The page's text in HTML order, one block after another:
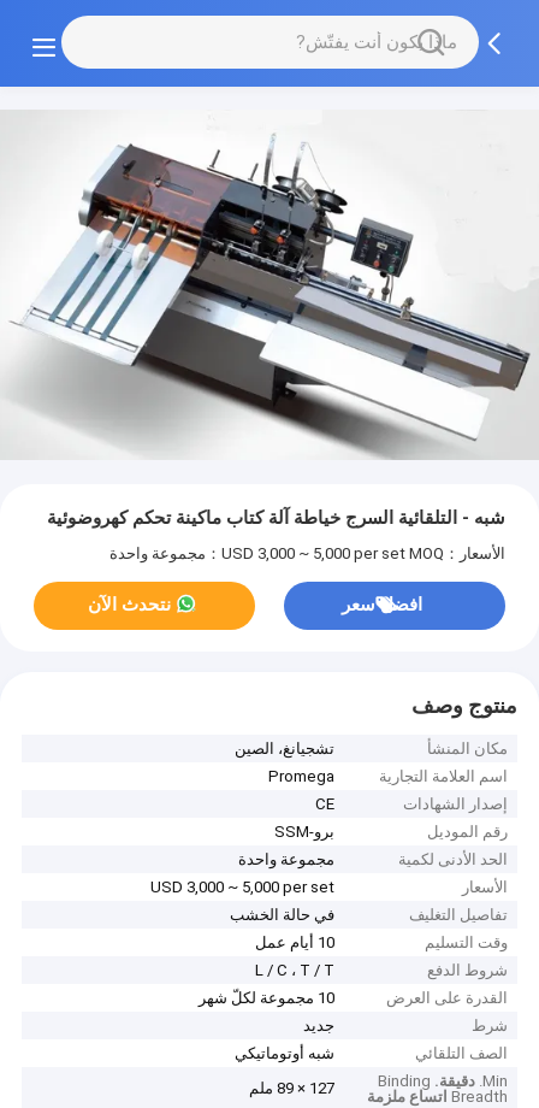
شبه - التلقائية السرج خياطة آلة كتاب ماكينة تحكم كهروضوئية
الأسعار：USD 3,000 ~ 5,000 per set MOQ：مجموعة واحدة
افضل سعر نتحدث الآن
منتوج وصف
مكان المنشأ
تشجيانغ، الصين
اسم العلامة التجارية
Promega
إصدار الشهادات
CE
رقم الموديل
برو-SSM
الحد الأدنى لكمية
مجموعة واحدة
الأسعار
USD 3,000 ~ 5,000 per set
تفاصيل التغليف
في حالة الخشب
وقت التسليم
10 أيام عمل
شروط الدفع
L / C ، T / T
القدرة على العرض
10 مجموعة لكلّ شهر
شرط
جديد
الصف التلقائي
شبه أوتوماتيكي
Min. دقيقة. Binding
Breadth اتساع ملزمة
127 × 89 ملم